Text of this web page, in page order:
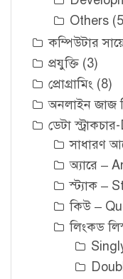
Others
কম্পিউটার
প্রযুক্তি (3)
প্রোগ্রামিং (8)
অনলাইন জাজ
ডেটা
সাধারণ
অ্যারে –
স্ট্যাক –
কিউ –
লিংকড